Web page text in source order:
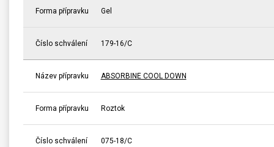
Forma přípravku Gel
Číslo schválení 179-16/C
Název přípravku ABSORBINE COOL DOWN
Forma přípravku Roztok
Číslo schválení 075-18/C